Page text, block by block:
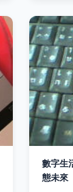
數字生
態未來